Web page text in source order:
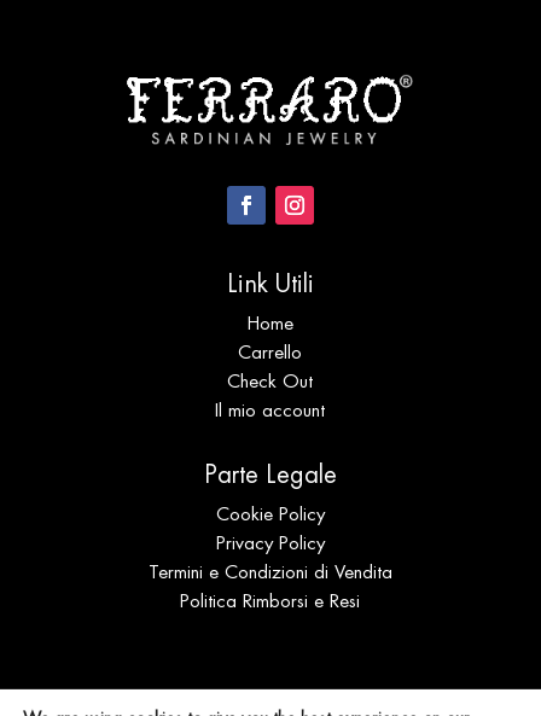
Link Utili
Home
Carrello
Check Out
Il mio account
Parte Legale
Cookie Policy
Privacy Policy
Termini e Condizioni di Vendita
Politica Rimborsi e Resi